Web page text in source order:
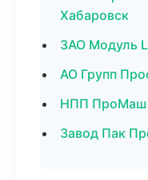
Хабаровск
ЗАО Модуль
АО Групп
НПП ПроМаш
Завод Пак